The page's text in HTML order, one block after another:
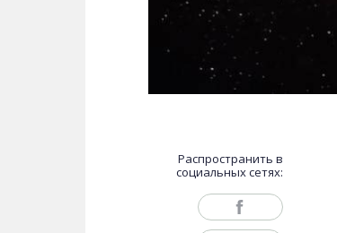
Распространить в
социальных сетях: